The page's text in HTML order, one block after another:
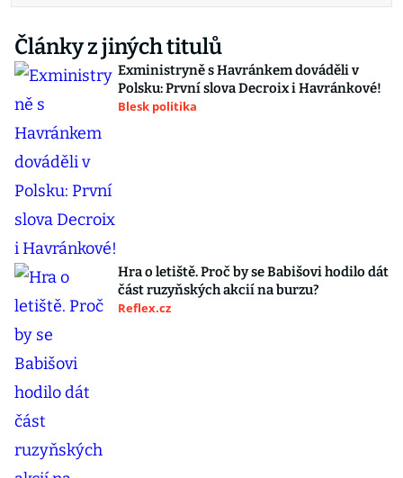
Články z jiných titulů
Exministryně s Havránkem dováděli v
Polsku: První slova Decroix i Havránkové!
Blesk politika
Hra o letiště. Proč by se Babišovi hodilo dát
část ruzyňských akcií na burzu?
Reflex.cz